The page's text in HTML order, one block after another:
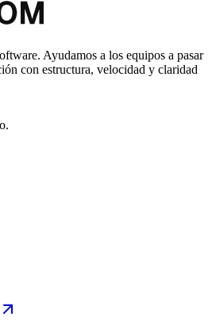
Ayudamos a los equipos a pasar
con estructura, velocidad y claridad